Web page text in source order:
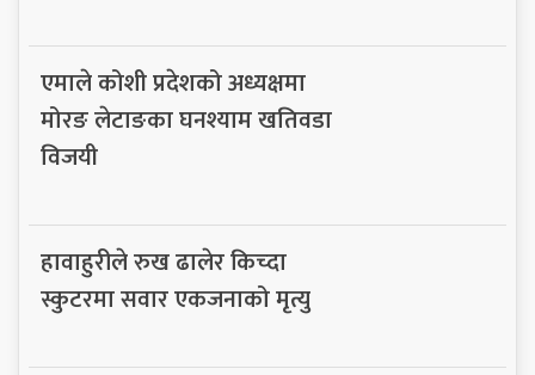
एमाले कोशी प्रदेशको अध्यक्षमा
मोरङ लेटाङका घनश्याम खतिवडा
विजयी
हावाहुरीले रुख ढालेर किच्दा
स्कुटरमा सवार एकजनाको मृत्यु